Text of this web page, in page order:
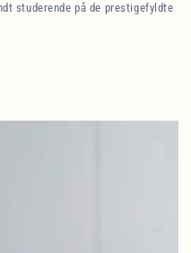
studerende på de prestigefyldte